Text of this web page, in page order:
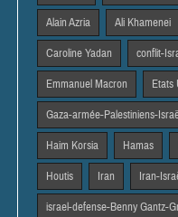
Alain Azria Ali Khamenei
Caroline Yadan conflit-
Emmanuel Macron Etats
Gaza-armée-Palestiniens-
Haim Korsia Hamas
Houtis Iran Iran-
israel-defense-Benny Gantz-